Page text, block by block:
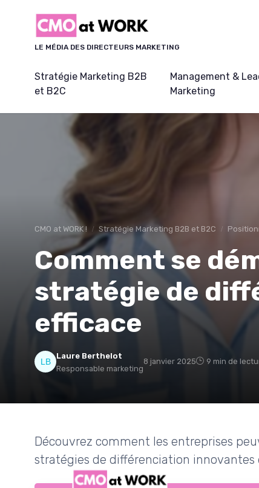
LE MÉDIA DES DIRECTEURS MARKETING
Stratégie Marketing B2B
et B2C
Management &
Marketing
CMO at WORK ! Stratégie Marketing B2B et B2C
Comment se
stratégie de
efficace
Laure Berthelot
Responsable marketing
8 janvier 2025 9 min de
Découvrez comment les entreprises
stratégies de différenciation innovantes